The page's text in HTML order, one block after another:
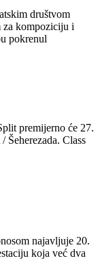
društvom
za kompoziciju i
pokrenul
premijerno će 27.
Šeherezada. Class
najavljuje 20.
koja već dva